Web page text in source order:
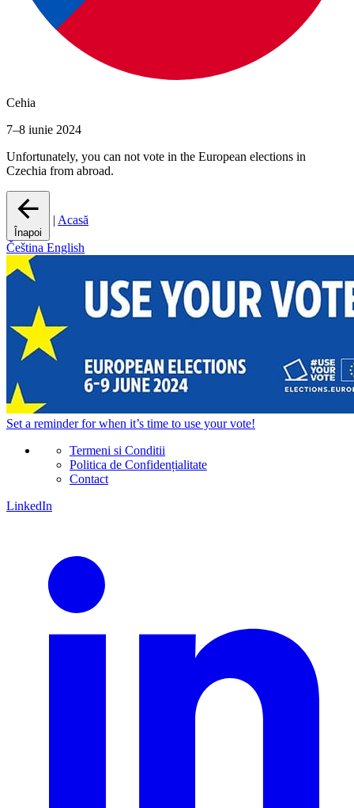
Cehia
7–8 iunie 2024
Unfortunately, you can not vote in the European elections in
Czechia from abroad.
Înapoi
| Acasă
Čeština English
Set a reminderfor when it’s time to use your vote!
Termeni si Conditii
Politica de Confidențialitate
Contact
LinkedIn